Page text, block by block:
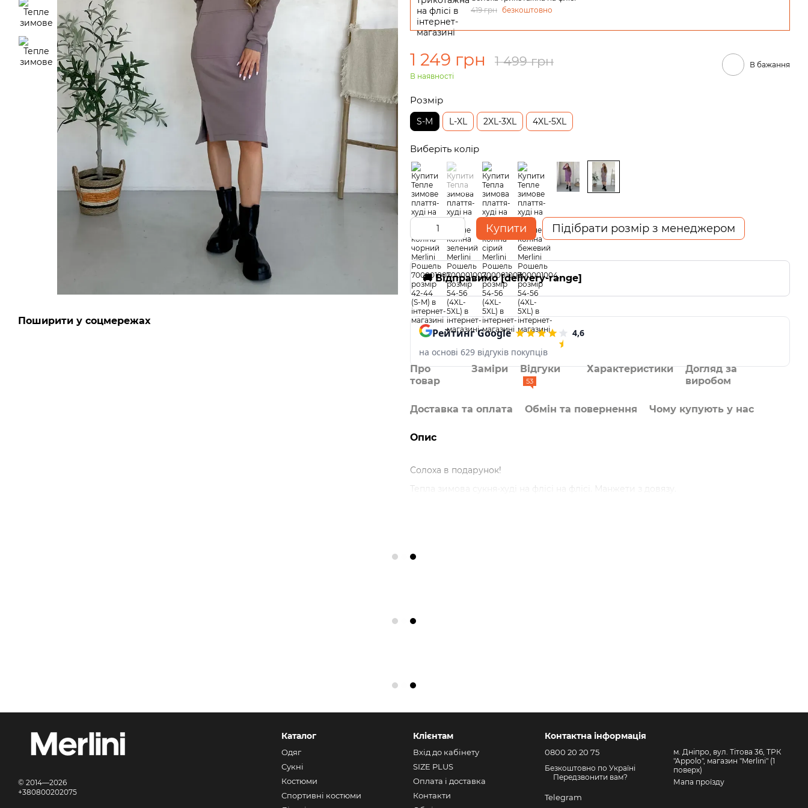
Поширити у соцмережах
419 грн безкоштовно
1 249 грн 1 499 грн
В наявності
В бажання
Розмір
S-M L-XL 2XL-3XL 4XL-5XL
Виберіть колір
Купити Підібрати розмір з менеджером
🚚 Відправимо [delivery-range]
Рейтинг Google
4,6
на основі 629 відгуків покупців
Про
товар
Заміри Відгуки
53
Характеристики
Догляд за
виробом
Доставка та оплата Обмін та повернення Чому купують у нас
Опис
Солоха в подарунок!
Тепла зимова сукня-худі на флісі на флісі. Манжети з довязу.
© 2014—2026
+380800202075
Каталог
Одяг
Сукні
Костюми
Спортивні костюми
Клієнтам
Вхід до кабінету
SIZE PLUS
Оплата і доставка
Контакти
Контактна інформація
0800 20 20 75
Безкоштовно по Україні
Передзвонити вам?
Telegram
м. Дніпро, вул. Тітова 36, ТРК
"Appolo", магазин "Merlini" (1
поверх)
Мапа проїзду